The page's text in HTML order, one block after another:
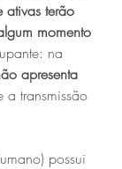
ativas terão
momento
na
apresenta
a transmissão
possui